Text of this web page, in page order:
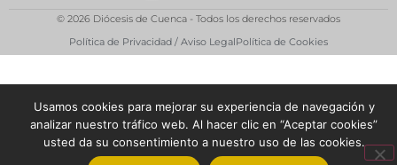
© 2026 Diócesis de Cuenca - Todos los derechos reservados
Política de Privacidad / Aviso LegalPolítica de Cookies
Usamos cookies para mejorar su experiencia de navegación y
analizar nuestro tráfico web. Al hacer clic en “Aceptar cookies”
usted da su consentimiento a nuestro uso de las cookies.